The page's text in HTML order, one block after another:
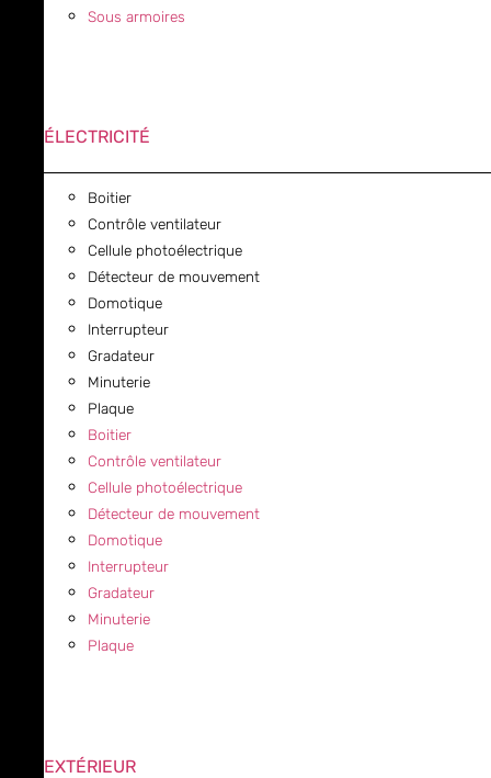
Sous armoires
ÉLECTRICITÉ
Boitier
Contrôle ventilateur
Cellule photoélectrique
Détecteur de mouvement
Domotique
Interrupteur
Gradateur
Minuterie
Plaque
Boitier
Contrôle ventilateur
Cellule photoélectrique
Détecteur de mouvement
Domotique
Interrupteur
Gradateur
Minuterie
Plaque
EXTÉRIEUR